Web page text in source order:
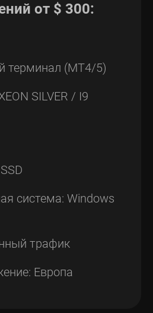
от $ 300:
терминал (MT4/5)
SILVER / I9
система: Windows
трафик
Европа